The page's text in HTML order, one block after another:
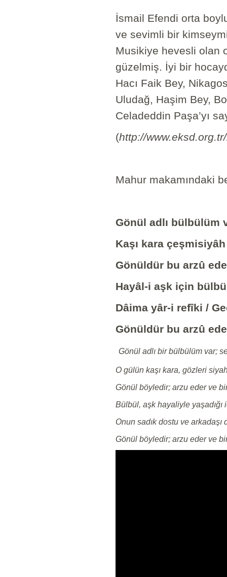
İsmail Efendi orta
ve sevimli bir
Musikiye hevesli olan
güzelmiş. İyi bir
Hacı Faik Bey,
Uludağ, Haşim Bey,
Celadeddin Paşa’yı
(http://
Mahur makamındaki
Gönül adlı bülbülüm
Kaşı kara
Gönüldür bu arzû
Hayâl-i aşk için
Dâima yâr-i refîki /
Gönüldür bu arzû
Gönül adlı bir bülbülüm var;
O gülün kaşı kara, gözleri
Gönül böyledir; arzu eder ve
Bülbül, aşk hayaliyle
Onun sadık dostu ve
Gönül böyledir; arzu eder ve